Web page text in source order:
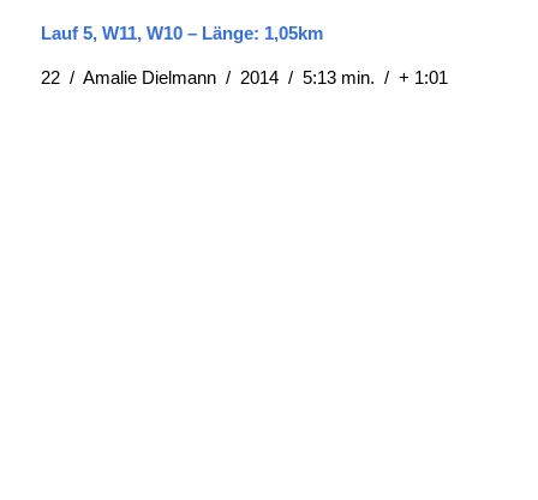
Lauf 5, W11, W10 – Länge: 1,05km
22 / Amalie Dielmann / 2014 / 5:13 min. / + 1:01